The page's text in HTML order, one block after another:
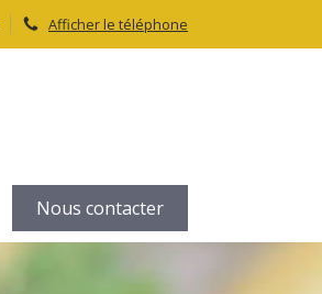
Afficher le téléphone
Nous contacter